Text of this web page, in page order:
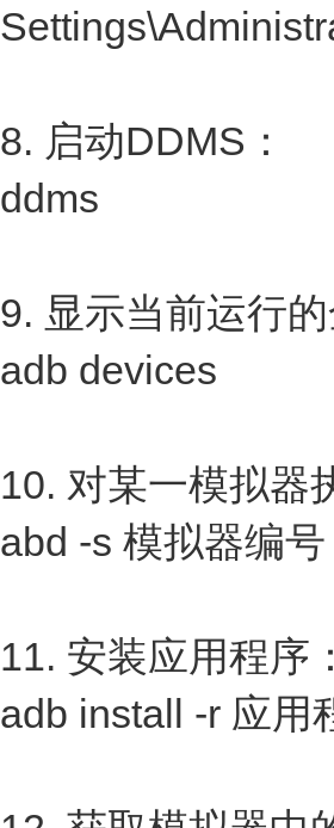
8. 启动DDMS：
ddms
9. 显示当前运行
adb devices
10. 对某一模拟器
abd -s 模拟器编
11. 安装应用程序：
adb install -r 应用